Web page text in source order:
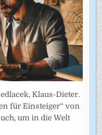
Klaus-Dieter.
für Einsteiger“ von
um in die Welt